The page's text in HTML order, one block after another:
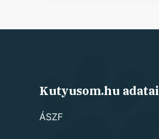
Kutyusom.hu adatai
ÁSZF